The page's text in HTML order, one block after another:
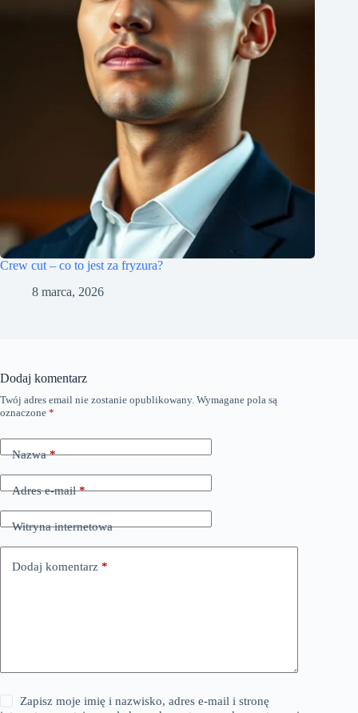
Crew cut – co to jest za fryzura?
8 marca, 2026
Dodaj komentarz
Twój adres email nie zostanie opublikowany. Wymagane pola są
oznaczone *
Nazwa*
Adres e-mail*
Witryna internetowa
Dodaj komentarz *
Zapisz moje imię i nazwisko, adres e-mail i stronę